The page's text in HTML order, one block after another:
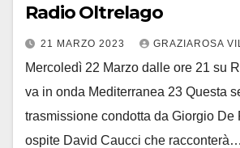
Radio Oltrelago
21 MARZO 2023 GRAZIAROSA
Mercoledì 22 Marzo dalle ore 21 su
va in onda Mediterranea 23 Questa
trasmissione condotta da Giorgio De
ospite David Caucci che racconterà…